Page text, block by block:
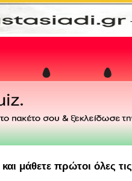
και μάθετε πρώτοι όλες τις